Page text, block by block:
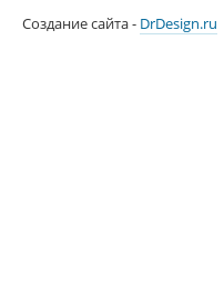
Создание сайта - DrDesign.ru